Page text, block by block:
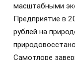
масштабными
Предприятие в
рублей на
Самотлоре